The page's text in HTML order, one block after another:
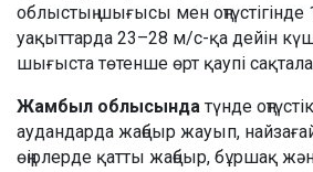
облыстың шығысы мен
уақыттарда 23–28 м/с-қа дейін
шығыста төтенше өрт қаупі
Жамбыл облысында түнде
аудандарда жаңбыр жауып,
өңірлерде қатты жаңбыр, бұршақ